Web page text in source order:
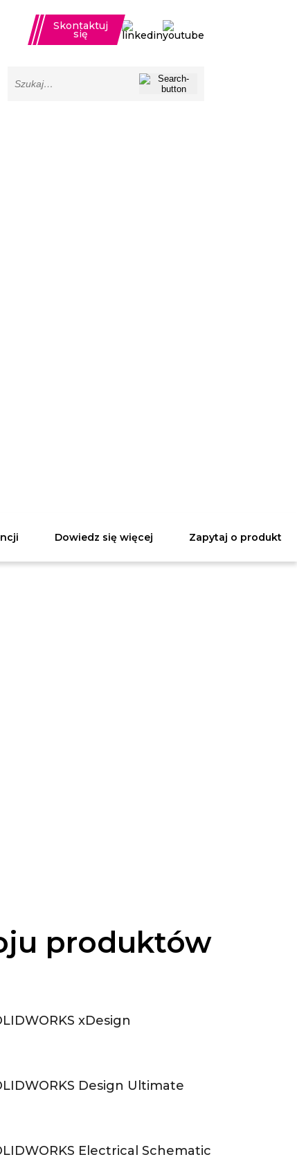
Skontaktuj
się
Dowiedz się więcej Zapytaj o produkt
produktów
xDesign
Design Ultimate
Electrical Schematic